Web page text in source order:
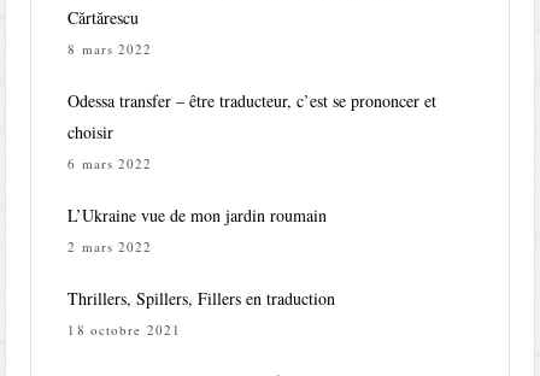
Cărtărescu
8 mars 2022
Odessa transfer – être traducteur, c’est se prononcer et
choisir
6 mars 2022
L’Ukraine vue de mon jardin roumain
2 mars 2022
Thrillers, Spillers, Fillers en traduction
18 octobre 2021